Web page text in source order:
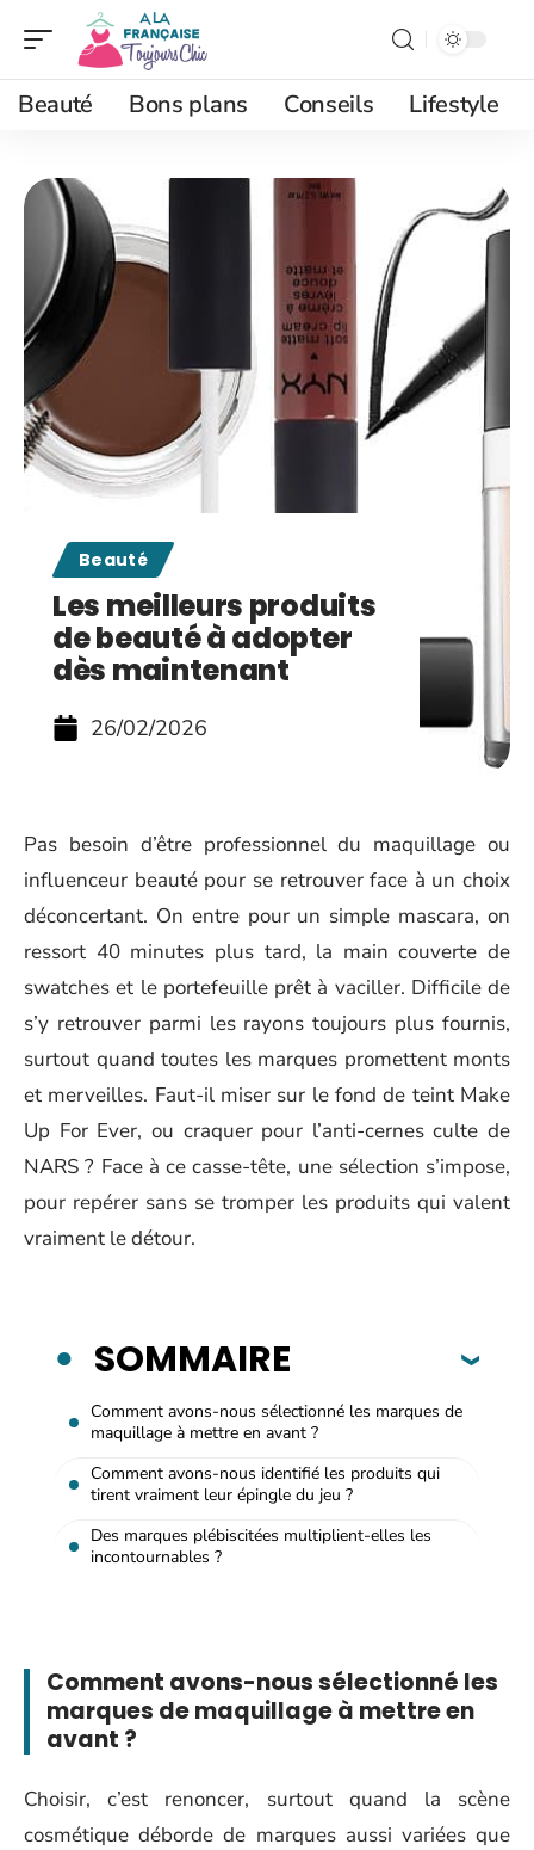
Beauté Bons plans Conseils Lifestyle
Beauté
Les meilleurs produits
de beauté à adopter
dès maintenant
26/02/2026
Pas besoin d’être professionnel du maquillage ou
influenceur beauté pour se retrouver face à un choix
déconcertant. On entre pour un simple mascara, on
ressort 40 minutes plus tard, la main couverte de
swatches et le portefeuille prêt à vaciller. Difficile de
s’y retrouver parmi les rayons toujours plus fournis,
surtout quand toutes les marques promettent monts
et merveilles. Faut-il miser sur le fond de teint Make
Up For Ever, ou craquer pour l’anti-cernes culte de
NARS ? Face à ce casse-tête, une sélection s’impose,
pour repérer sans se tromper les produits qui valent
vraiment le détour.
SOMMAIRE
Comment avons-nous sélectionné les marques de
maquillage à mettre en avant ?
Comment avons-nous identifié les produits qui
tirent vraiment leur épingle du jeu ?
Des marques plébiscitées multiplient-elles les
incontournables ?
Comment avons-nous sélectionné les
marques de maquillage à mettre en
avant ?
Choisir, c’est renoncer, surtout quand la scène
cosmétique déborde de marques aussi variées que